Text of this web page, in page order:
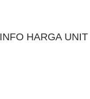
INFO HARGA